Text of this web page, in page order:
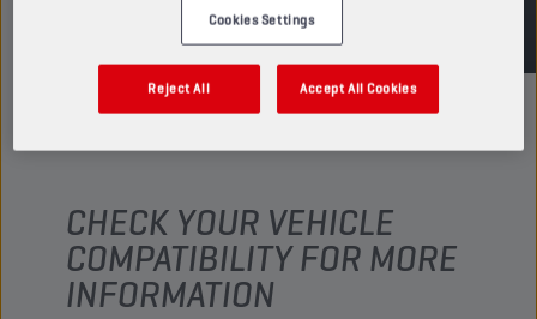
CHECK YOUR VEHICLE
COMPATIBILITY FOR MORE
INFORMATION
Cookies Settings
Reject All Accept All Cookies